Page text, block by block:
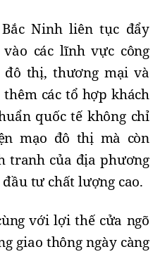
Ninh liên tục đẩy
các lĩnh vực công
đô thị, thương mại và
các tổ hợp khách
quốc tế không chỉ
mạo đô thị mà còn
tranh của địa phương
tư chất lượng cao.
với lợi thế cửa ngõ
giao thông ngày càng